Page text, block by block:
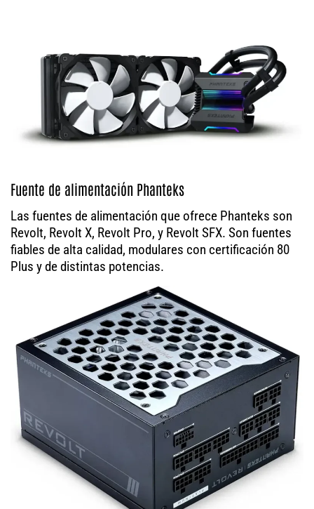
Fuente de alimentación Phanteks
Las fuentes de alimentación que ofrece Phanteks son
Revolt, Revolt X, Revolt Pro, y Revolt SFX. Son fuentes
fiables de alta calidad, modulares con certificación 80
Plus y de distintas potencias.